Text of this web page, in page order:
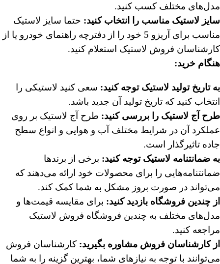
مدل‌های مختلف کسب کنید.
سایز لاستیک مناسب را انتخاب کنید: حتما سایز لاستیک
مناسب برای آریزو 5 خود را از دفترچه راهنمای خودرو یا از
کارشناسان فروش لاستیک استعلام کنید.
هنگام خرید:
به تاریخ تولید لاستیک توجه کنید: سعی کنید لاستیکی را
انتخاب کنید که تاریخ تولید آن جدید باشد.
طرح آج لاستیک را بررسی کنید: طرح آج لاستیک بر روی
عملکرد آن در شرایط مختلف آب و هوایی و انواع سطح
جاده تاثیرگذار است.
به ضمانتنامه لاستیک توجه کنید: برخی از برندها
ضمانتنامه‌هایی را برای محصولات خود ارائه می‌دهند که
می‌تواند در صورت بروز مشکل به شما کمک کند.
از چندین فروشگاه بازدید کنید: برای مقایسه قیمت‌ها و
مدل‌های مختلف به چندین فروشگاه فروش لاستیک
مراجعه کنید.
از کارشناسان فروش مشاوره بگیرید: کارشناسان فروش
می‌توانند با توجه به نیازهای شما، بهترین گزینه را به شما